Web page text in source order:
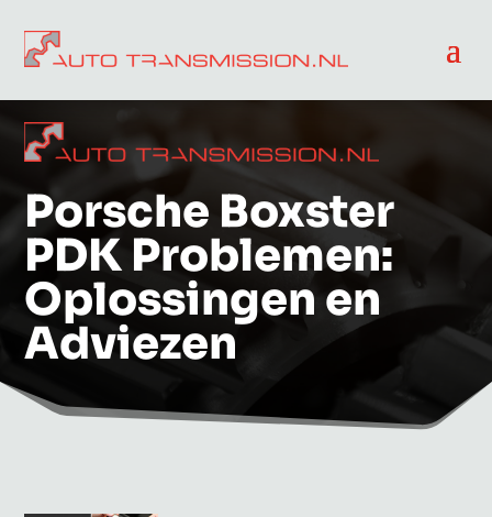
Porsche Boxster
PDK Problemen:
Oplossingen en
Adviezen